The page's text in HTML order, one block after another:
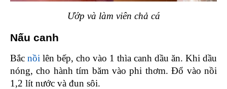
Ướp và làm viên chả cá
Nấu canh
Bắc nồi lên bếp, cho vào 1 thìa canh dầu ăn. Khi dầu
nóng, cho hành tím băm vào phi thơm. Đổ vào nồi
1,2 lít nước và đun sôi.